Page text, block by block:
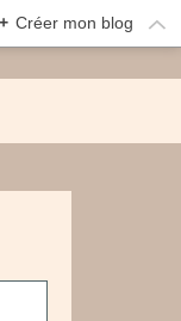
+ Créer mon blog